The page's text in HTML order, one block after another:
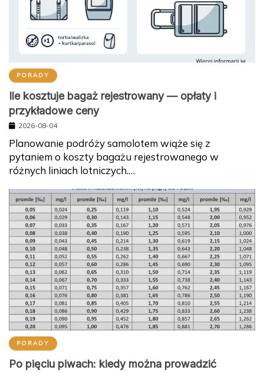
PORADY
Ile kosztuje bagaż rejestrowany — opłaty i
przykładowe ceny
2026-08-04
Planowanie podróży samolotem wiąże się z
pytaniem o koszty bagażu rejestrowanego w
różnych liniach lotniczych.…
PORADY
Po pięciu piwach: kiedy można prowadzić